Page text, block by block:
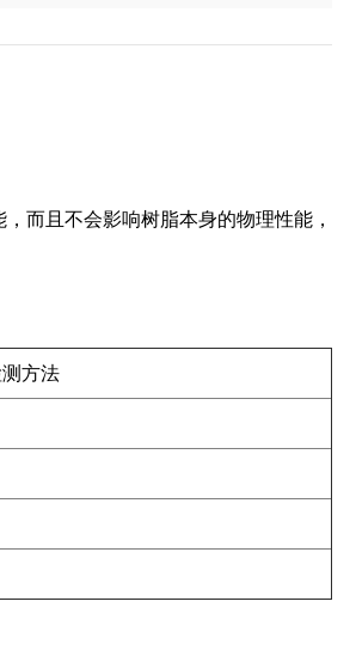
而且不会影响树脂本身的物理性能，
方法